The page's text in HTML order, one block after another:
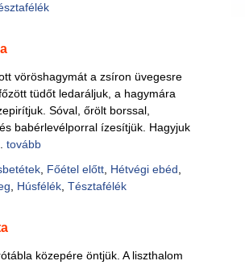
vöröshagymát a zsíron üvegesre
tüdőt ledaráljuk, a hagymára
Sóval, őrölt borssal,
babérlevélporral ízesítjük. Hagyjuk
tovább
, Főétel előtt, Hétvégi ebéd
Húsfélék, Tésztafélék
közepére öntjük. A liszthalom